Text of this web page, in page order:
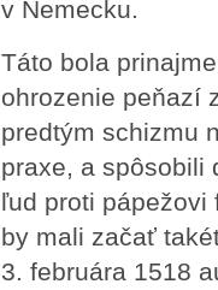
v Nemecku.
Táto bola
ohrozenie peňazí
predtým schizmu
praxe, a spôsobili
ľud proti pápežovi
by mali začať
3. februára 1518